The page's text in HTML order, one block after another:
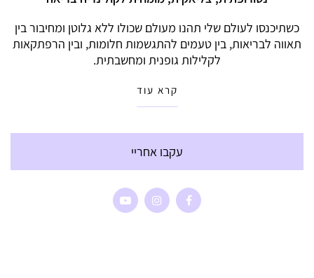
כשתיכנסו לעולם שלי תהנו מעולם שכולו ללא גלוטן ומחיבור בין
תאווה לבריאות, בין טעמים להתגשמות חלומות, ובין הרפתקאות
לקלילות גופנית ומחשבתית.
קרא עוד
עקבו אחריי